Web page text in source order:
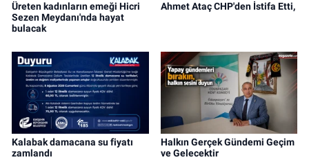
Üreten kadınların emeği Hicri
Sezen Meydanı'nda hayat
bulacak
Ahmet Ataç CHP'den İstifa Etti,
Kalabak damacana su fiyatı
zamlandı
Halkın Gerçek Gündemi Geçim
ve Gelecektir